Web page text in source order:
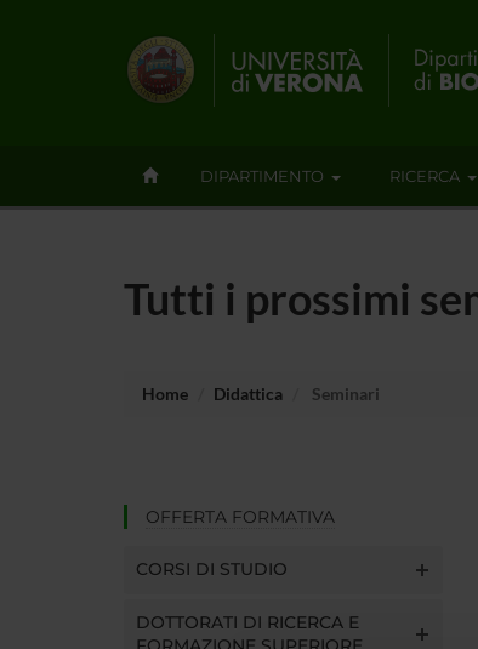
DIPARTIMENTO RICERCA
Tutti i prossimi
Home Didattica Seminari
OFFERTA FORMATIVA
CORSI DI STUDIO
DOTTORATI DI RICERCA E